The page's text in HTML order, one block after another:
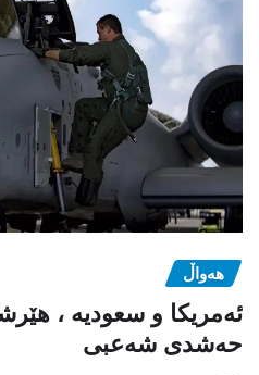
هەواڵ
ئەمریکا و سعودیە ،
حەشدی شەعبی